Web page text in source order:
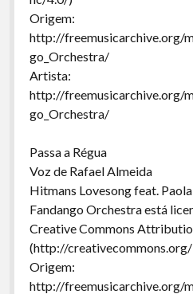
Origem:
http://freemusicarchive.org/
go_Orchestra/
Artista:
http://freemusicarchive.org/
go_Orchestra/
Passa a Régua
Voz de Rafael Almeida
Hitmans Lovesong feat.
Fandango Orchestra está
Creative Commons
(http://
Origem:
http://freemusicarchive.org/